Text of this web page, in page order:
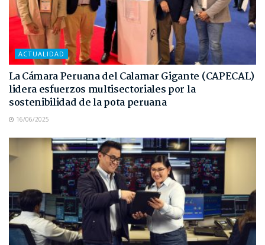
ACTUALIDAD
La Cámara Peruana del Calamar Gigante (CAPECAL)
lidera esfuerzos multisectoriales por la
sostenibilidad de la pota peruana
16/06/2025